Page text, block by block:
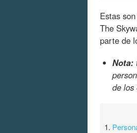
Estas son
The
parte de
Nota:
de los
1.